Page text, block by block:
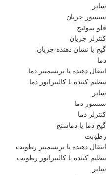
سایر
سنسور جریان
فلو سوئیچ
کنترلر جریان
گیج یا نشان دهنده جریان
دما
انتقال دهنده یا ترنسمیتر دما
تنظیم کننده یا کالیبراتور دما
سایر
سنسور دما
کنترلر دما
گیج دما یا دماسنج
رطوبت
انتقال دهنده یا ترنسمیتر رطوبت
تنظیم کننده یا کالیبراتور رطوبت
سایر